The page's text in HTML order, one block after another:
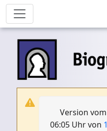
Version
06:05 Uhr von